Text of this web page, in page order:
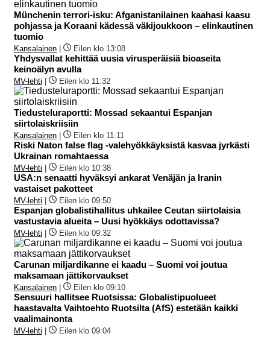
Münchenin terrori-isku: Afganistanilainen kaahasi kaasu
pohjassa ja Koraani kädessä väkijoukkoon – elinkautinen
tuomio
Kansalainen | Eilen klo 13:08
Yhdysvallat kehittää uusia virusperäisiä bioaseita
keinoälyn avulla
MV-lehti | Eilen klo 11:32
Tiedusteluraportti: Mossad sekaantui Espanjan
siirtolaiskriisiin
Kansalainen | Eilen klo 11:11
Riski Naton false flag -valehyökkäyksistä kasvaa jyrkästi
Ukrainan romahtaessa
MV-lehti | Eilen klo 10:38
USA:n senaatti hyväksyi ankarat Venäjän ja Iranin
vastaiset pakotteet
MV-lehti | Eilen klo 09:50
Espanjan globalistihallitus uhkailee Ceutan siirtolaisia
vastustavia alueita – Uusi hyökkäys odottavissa?
MV-lehti | Eilen klo 09:32
Carunan miljardikanne ei kaadu – Suomi voi joutua
maksamaan jättikorvaukset
Kansalainen | Eilen klo 09:10
Sensuuri hallitsee Ruotsissa: Globalistipuolueet
haastavalta Vaihtoehto Ruotsilta (AfS) estetään kaikki
vaalimainonta
MV-lehti | Eilen klo 09:04